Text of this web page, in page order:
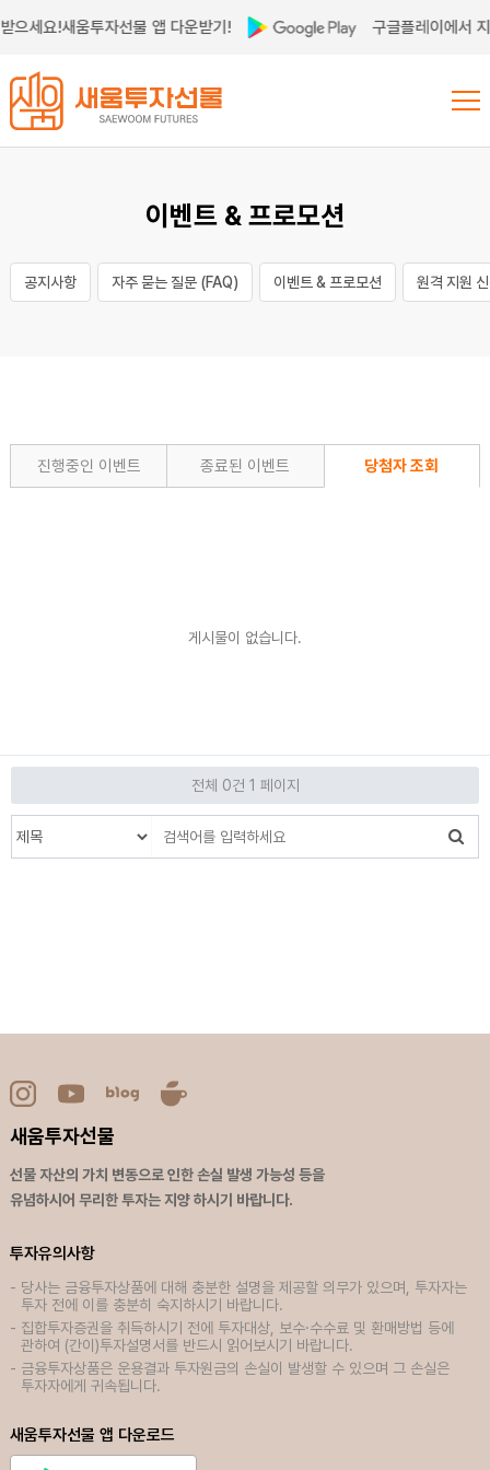
으세요!새움투자선물 앱 다운받기! 구글플레이에서
이벤트 & 프로모션
공지사항 자주 묻는 질문 (FAQ) 이벤트 & 프로모션 원격 지원
진행중인 이벤트 종료된 이벤트 당첨자 조회
게시물이 없습니다.
전체 0건 1 페이지
새움투자선물
선물 자산의 가치 변동으로 인한 손실 발생 가능성 등을
유념하시어 무리한 투자는 지양 하시기 바랍니다.
투자유의사항
당사는 금융투자상품에 대해 충분한 설명을 제공할 의무가 있으며, 투자자는
투자 전에 이를 충분히 숙지하시기 바랍니다.
집합투자증권을 취득하시기 전에 투자대상, 보수·수수료 및 환매방법 등에
관하여 (간이)투자설명서를 반드시 읽어보시기 바랍니다.
금융투자상품은 운용결과 투자원금의 손실이 발생할 수 있으며 그 손실은
투자자에게 귀속됩니다.
새움투자선물 앱 다운로드